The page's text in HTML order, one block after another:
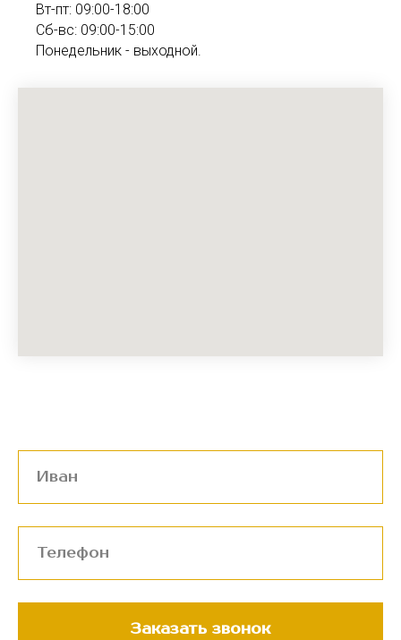
Вт-пт: 09:00-18:00
Сб-вс: 09:00-15:00
Понедельник - выходной.
Заказать звонок